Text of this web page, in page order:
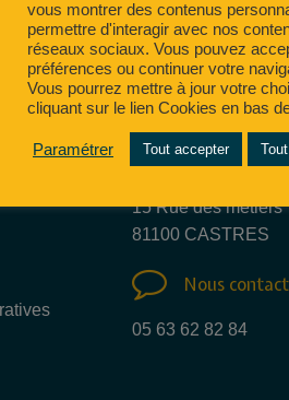
Nous trouver
15 Rue des métiers
81100 CASTRES
Nous
05 63 62 82 84
vous montrer des contenus
permettre d'interagir avec nos
réseaux sociaux. Vous pouvez
préférences ou continuer votre
Vous pourrez mettre à jour votre
cliquant sur le lien Cookies en bas
Paramétrer Tout accepter